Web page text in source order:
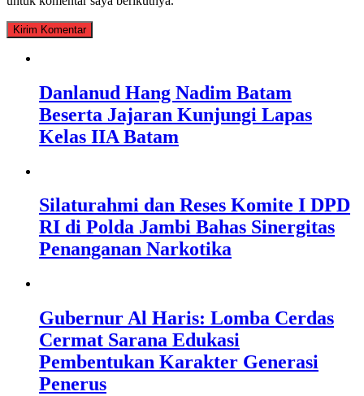
Danlanud Hang Nadim Batam
Beserta Jajaran Kunjungi Lapas
Kelas IIA Batam
Silaturahmi dan Reses Komite I DPD
RI di Polda Jambi Bahas Sinergitas
Penanganan Narkotika
Gubernur Al Haris: Lomba Cerdas
Cermat Sarana Edukasi
Pembentukan Karakter Generasi
Penerus